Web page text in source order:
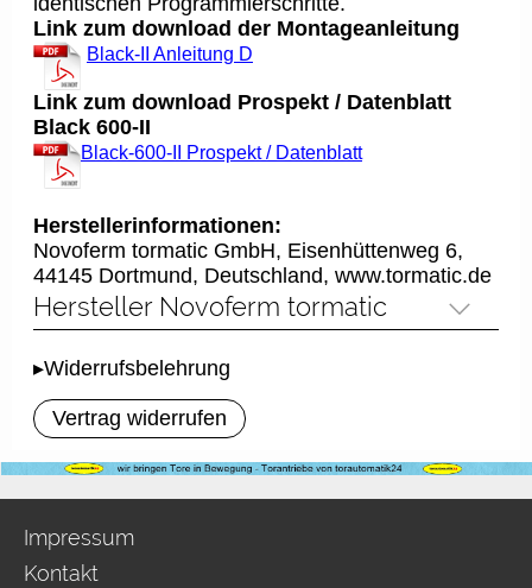
Link zum download der Montageanleitung
Black-II Anleitung D
Link zum download Prospekt / Datenblatt
Black 600-II
Black-600-II Prospekt / Datenblatt
Herstellerinformationen:
Novoferm tormatic GmbH, Eisenhüttenweg 6,
44145 Dortmund, Deutschland, www.tormatic.de
Hersteller Novoferm tormatic
▸Widerrufsbelehrung
Vertrag widerrufen
Impressum
Kontakt